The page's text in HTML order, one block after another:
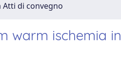
Atti di convegno
warm ischemia in